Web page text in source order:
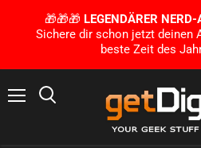
🎁🎁🎁 LEGENDÄRER
Sichere dir schon jetzt deinen
beste Zeit des